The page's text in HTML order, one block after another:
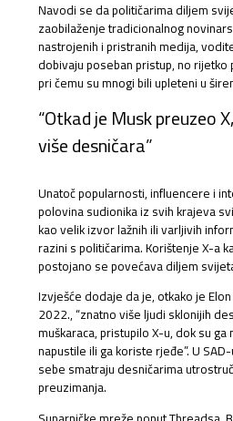
Navodi se da političarima diljem
zaobilaženje tradicionalnog
nastrojenih i pristranih medija,
dobivaju poseban pristup, no rijetko
pri čemu su mnogi bili upleteni u
“Otkad je Musk preuzeo
više desničara”
Unatoč popularnosti, influencere i
polovina sudionika iz svih krajeva
kao velik izvor lažnih ili varljivih
razini s političarima. Korištenje X-a
postojano se povećava diljem
Izvješće dodaje da je, otkako je
2022., “znatno više ljudi sklonijih
muškaraca, pristupilo X-u, dok su
napustile ili ga koriste rjeđe”. U
sebe smatraju desničarima
preuzimanja.